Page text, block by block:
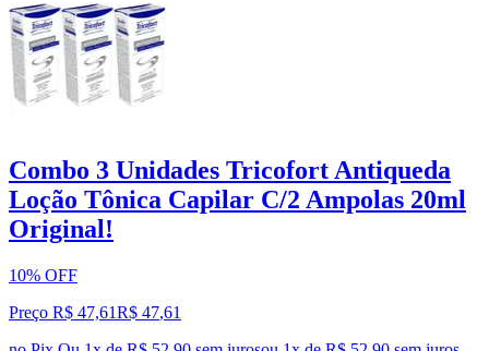
Combo 3 Unidades Tricofort Antiqueda
Loção Tônica Capilar C/2 Ampolas 20ml
Original!
10% OFF
Preço R$ 47,61R$ 47,61